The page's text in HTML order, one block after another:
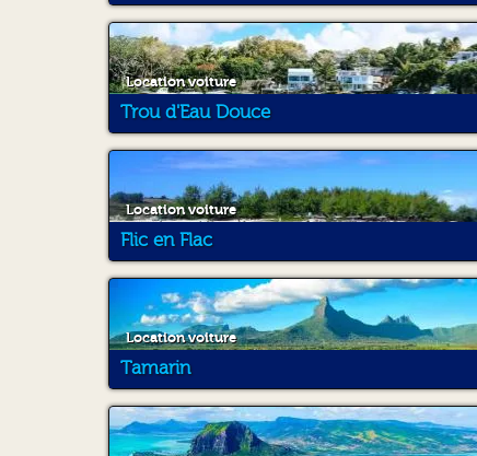
Location voiture
Trou d'Eau Douce
Location voiture
Flic en Flac
Location voiture
Tamarin